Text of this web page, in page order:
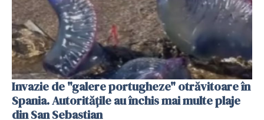
Invazie de "galere portugheze" otrăvitoare în
Spania. Autoritățile au închis mai multe plaje
din San Sebastian